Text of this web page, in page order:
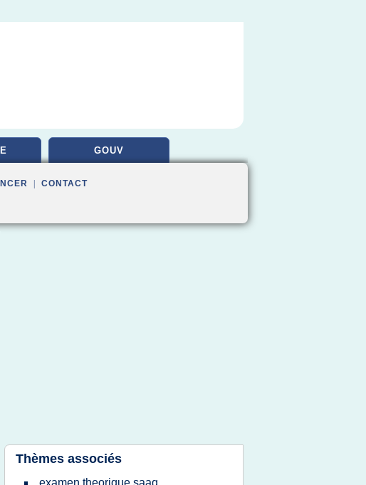
GOUV
CONTACT
Thèmes associés
examen theorique saaq